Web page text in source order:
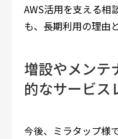
AWS活用を支える相
も、長期利用の理由
増設やメンテ
的なサービス
今後、ミラタップ様